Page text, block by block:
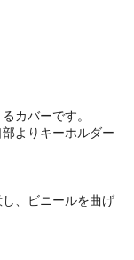
カバーです。
よりキーホルダー
、ビニールを曲げ